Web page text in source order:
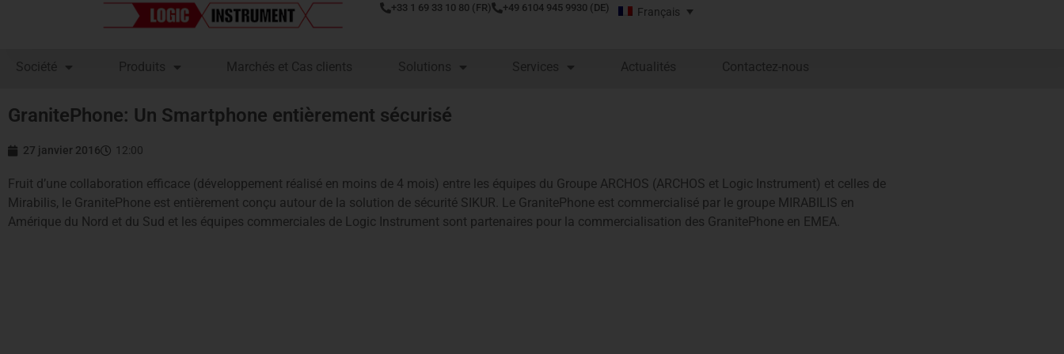
+33 1 69 33 10 80 (FR) +49 6104 945 9930 (DE) Français
Société Produits Marchés et Cas clients Solutions Services Actualités Contactez-nous
GranitePhone: Un Smartphone entièrement sécurisé
27 janvier 2016 12:00
Fruit d’une collaboration efficace (développement réalisé en moins de 4 mois) entre les équipes du Groupe ARCHOS (ARCHOS et Logic Instrument) et celles de
Mirabilis, le GranitePhone est entièrement conçu autour de la solution de sécurité SIKUR. Le GranitePhone est commercialisé par le groupe MIRABILIS en
Amérique du Nord et du Sud et les équipes commerciales de Logic Instrument sont partenaires pour la commercialisation des GranitePhone en EMEA.